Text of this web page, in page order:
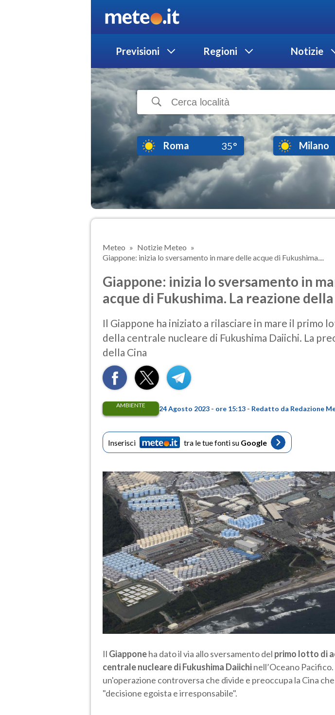
Previsioni Regioni Notizie
Roma 35° Milano
Meteo
Notizie Meteo
Giappone: inizia lo sversamento in mare delle acque di Fukushima....
Giappone: inizia lo sversamento in
acque di Fukushima. La reazione
Il Giappone ha iniziato a rilasciare in mare il primo
della centrale nucleare di Fukushima Daiichi. La
della Cina
AMBIENTE 24 Agosto 2023 - ore 15:13 - Redatto da Redazione
Inserisci tra le tue fonti su Google
Il Giapponeha dato il via allo sversamento del primo lotto di
centrale nucleare di Fukushima Daiichinell’Oceano
un'operazione controversa che divide e preoccupa la Cina
"decisione egoista e irresponsabile".